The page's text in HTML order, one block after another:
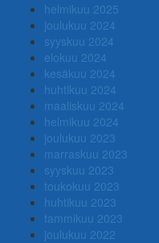
helmikuu 2025
joulukuu 2024
syyskuu 2024
elokuu 2024
kesäkuu 2024
huhtikuu 2024
maaliskuu 2024
helmikuu 2024
joulukuu 2023
marraskuu 2023
syyskuu 2023
toukokuu 2023
huhtikuu 2023
tammikuu 2023
joulukuu 2022